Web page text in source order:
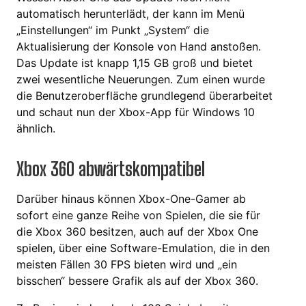
automatisch herunterlädt, der kann im Menü
„Einstellungen“ im Punkt „System“ die
Aktualisierung der Konsole von Hand anstoßen.
Das Update ist knapp 1,15 GB groß und bietet
zwei wesentliche Neuerungen. Zum einen wurde
die Benutzeroberfläche grundlegend überarbeitet
und schaut nun der Xbox-App für Windows 10
ähnlich.
Xbox 360 abwärtskompatibel
Darüber hinaus können Xbox-One-Gamer ab
sofort eine ganze Reihe von Spielen, die sie für
die Xbox 360 besitzen, auch auf der Xbox One
spielen, über eine Software-Emulation, die in den
meisten Fällen 30 FPS bieten wird und „ein
bisschen“ bessere Grafik als auf der Xbox 360.